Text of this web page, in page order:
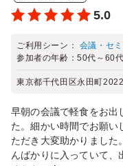
5.0
ご利用シーン： 会議・セ
参加者の年齢：50代～60代
東京都千代田区永田町
早朝の会議で軽食をお出
た。細かい時間でお願い
ただき大変助かりました
んばかりに入っていて